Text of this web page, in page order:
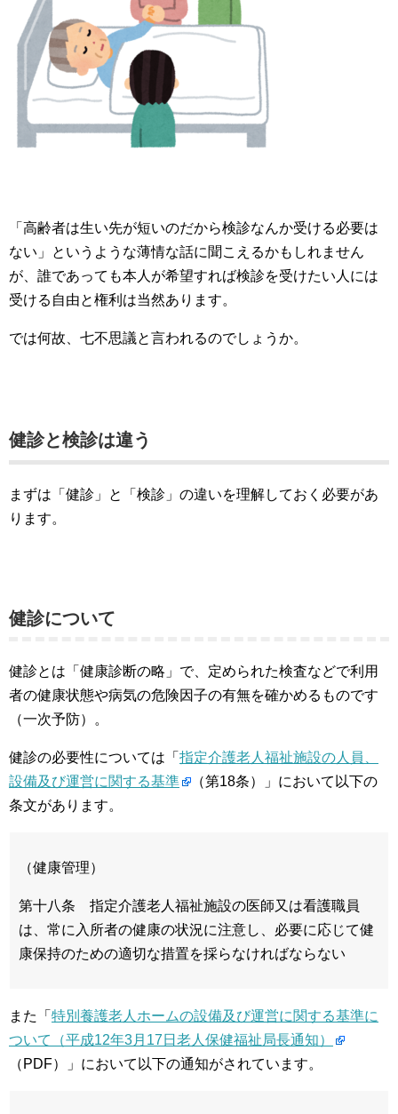
「高齢者は生い先が短いのだから検診なんか受ける必要は
ない」というような薄情な話に聞こえるかもしれません
が、誰であっても本人が希望すれば検診を受けたい人には
受ける自由と権利は当然あります。
では何故、七不思議と言われるのでしょうか。
健診と検診は違う
まずは「健診」と「検診」の違いを理解しておく必要があ
ります。
健診について
健診とは「健康診断の略」で、定められた検査などで利用
者の健康状態や病気の危険因子の有無を確かめるものです
（一次予防）。
健診の必要性については「 指定介護老人福祉施設の人員、
設備及び運営に関する基準
（第18条）」において以下の
条文があります。
（健康管理）
第十八条 指定介護老人福祉施設の医師又は看護職員
は、常に入所者の健康の状況に注意し、必要に応じて健
康保持のための適切な措置を採らなければならない
また「 特別養護老人ホームの設備及び運営に関する基準に
ついて（平成12年3月17日老人保健福祉局長通知）
（PDF）」において以下の通知がされています。